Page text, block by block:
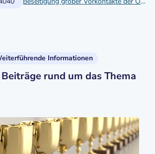
Informationen
rund um das Thema